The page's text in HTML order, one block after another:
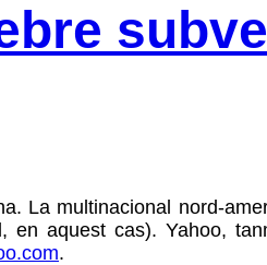
La multinacional nord-
aquest cas). Yahoo,
.